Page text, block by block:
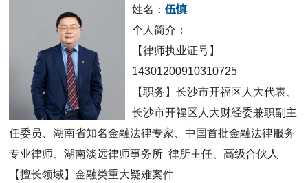
姓名： 伍慎
个人简介：
【律师执业证号】
14301200910310725
【职务】长沙市开福区人大代表、
长沙市开福区人大财经委兼职副主
任委员、湖南省知名金融法律专家、中国首批金融法律服务
专业律师、湖南淡远律师事务所 律所主任、高级合伙人
【擅长领域】金融类重大疑难案件